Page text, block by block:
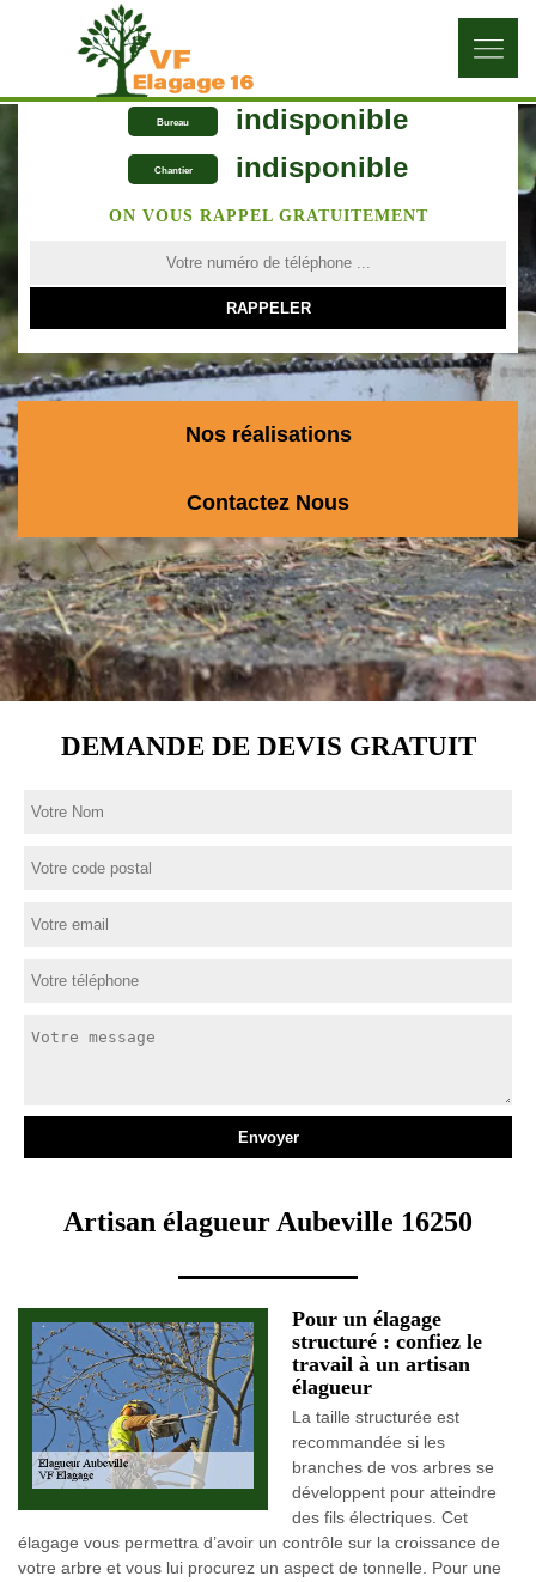
Bureau indisponible
Chantier indisponible
ON VOUS RAPPEL GRATUITEMENT
Nos réalisations
Contactez Nous
DEMANDE DE DEVIS GRATUIT
Artisan élagueur Aubeville 16250
Pour un élagage
structuré : confiez le
travail à un artisan
élagueur
La taille structurée est
recommandée si les
branches de vos arbres se
développent pour atteindre
des fils électriques. Cet
élagage vous permettra d’avoir un contrôle sur la croissance de
votre arbre et vous lui procurez un aspect de tonnelle. Pour une